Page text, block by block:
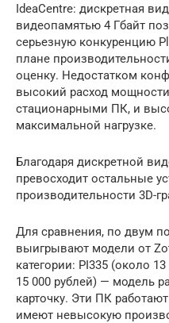
IdeaCentre: дискретная
видеопамятью 4 Гбайт
серьезную конкуренцию
плане
оценку. Недостатком
высокий расход
стационарными ПК, и
максимальной нагрузке.
Благодаря дискретной
превосходит остальные
производительности 3D-
Для сравнения, по двум
выигрывают модели от
категории: PI335 (около
15 000 рублей) — модель
карточку. Эти ПК
имеют невысокую